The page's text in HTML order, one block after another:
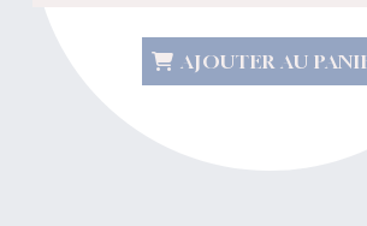
AJOUTER AU